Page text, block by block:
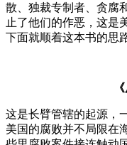
散、独裁专制者、贪腐
止了他们的作恶，这是
下面就顺着这本书的思
这是长臂管辖的起源，
美国的腐败并不局限在